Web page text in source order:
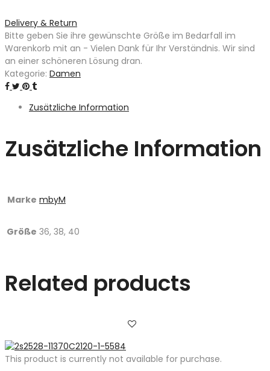
Delivery & Return
Bitte geben Sie ihre gewünschte Größe im Bedarfall im
Warenkorb mit an - Vielen Dank für Ihr Verständnis. Wir sind
an einer schöneren Lösung dran.
Kategorie: Damen
Zusätzliche Information
Zusätzliche Information
Marke mbyM
Größe 36, 38, 40
Related products
This product is currently not available for purchase.